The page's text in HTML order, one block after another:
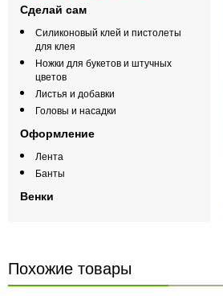
Сделай сам
Силиконовый клей и пистолеты
для клея
Ножки для букетов и штучных
цветов
Листья и добавки
Головы и насадки
Оформление
Лента
Банты
Венки
Похожие товары